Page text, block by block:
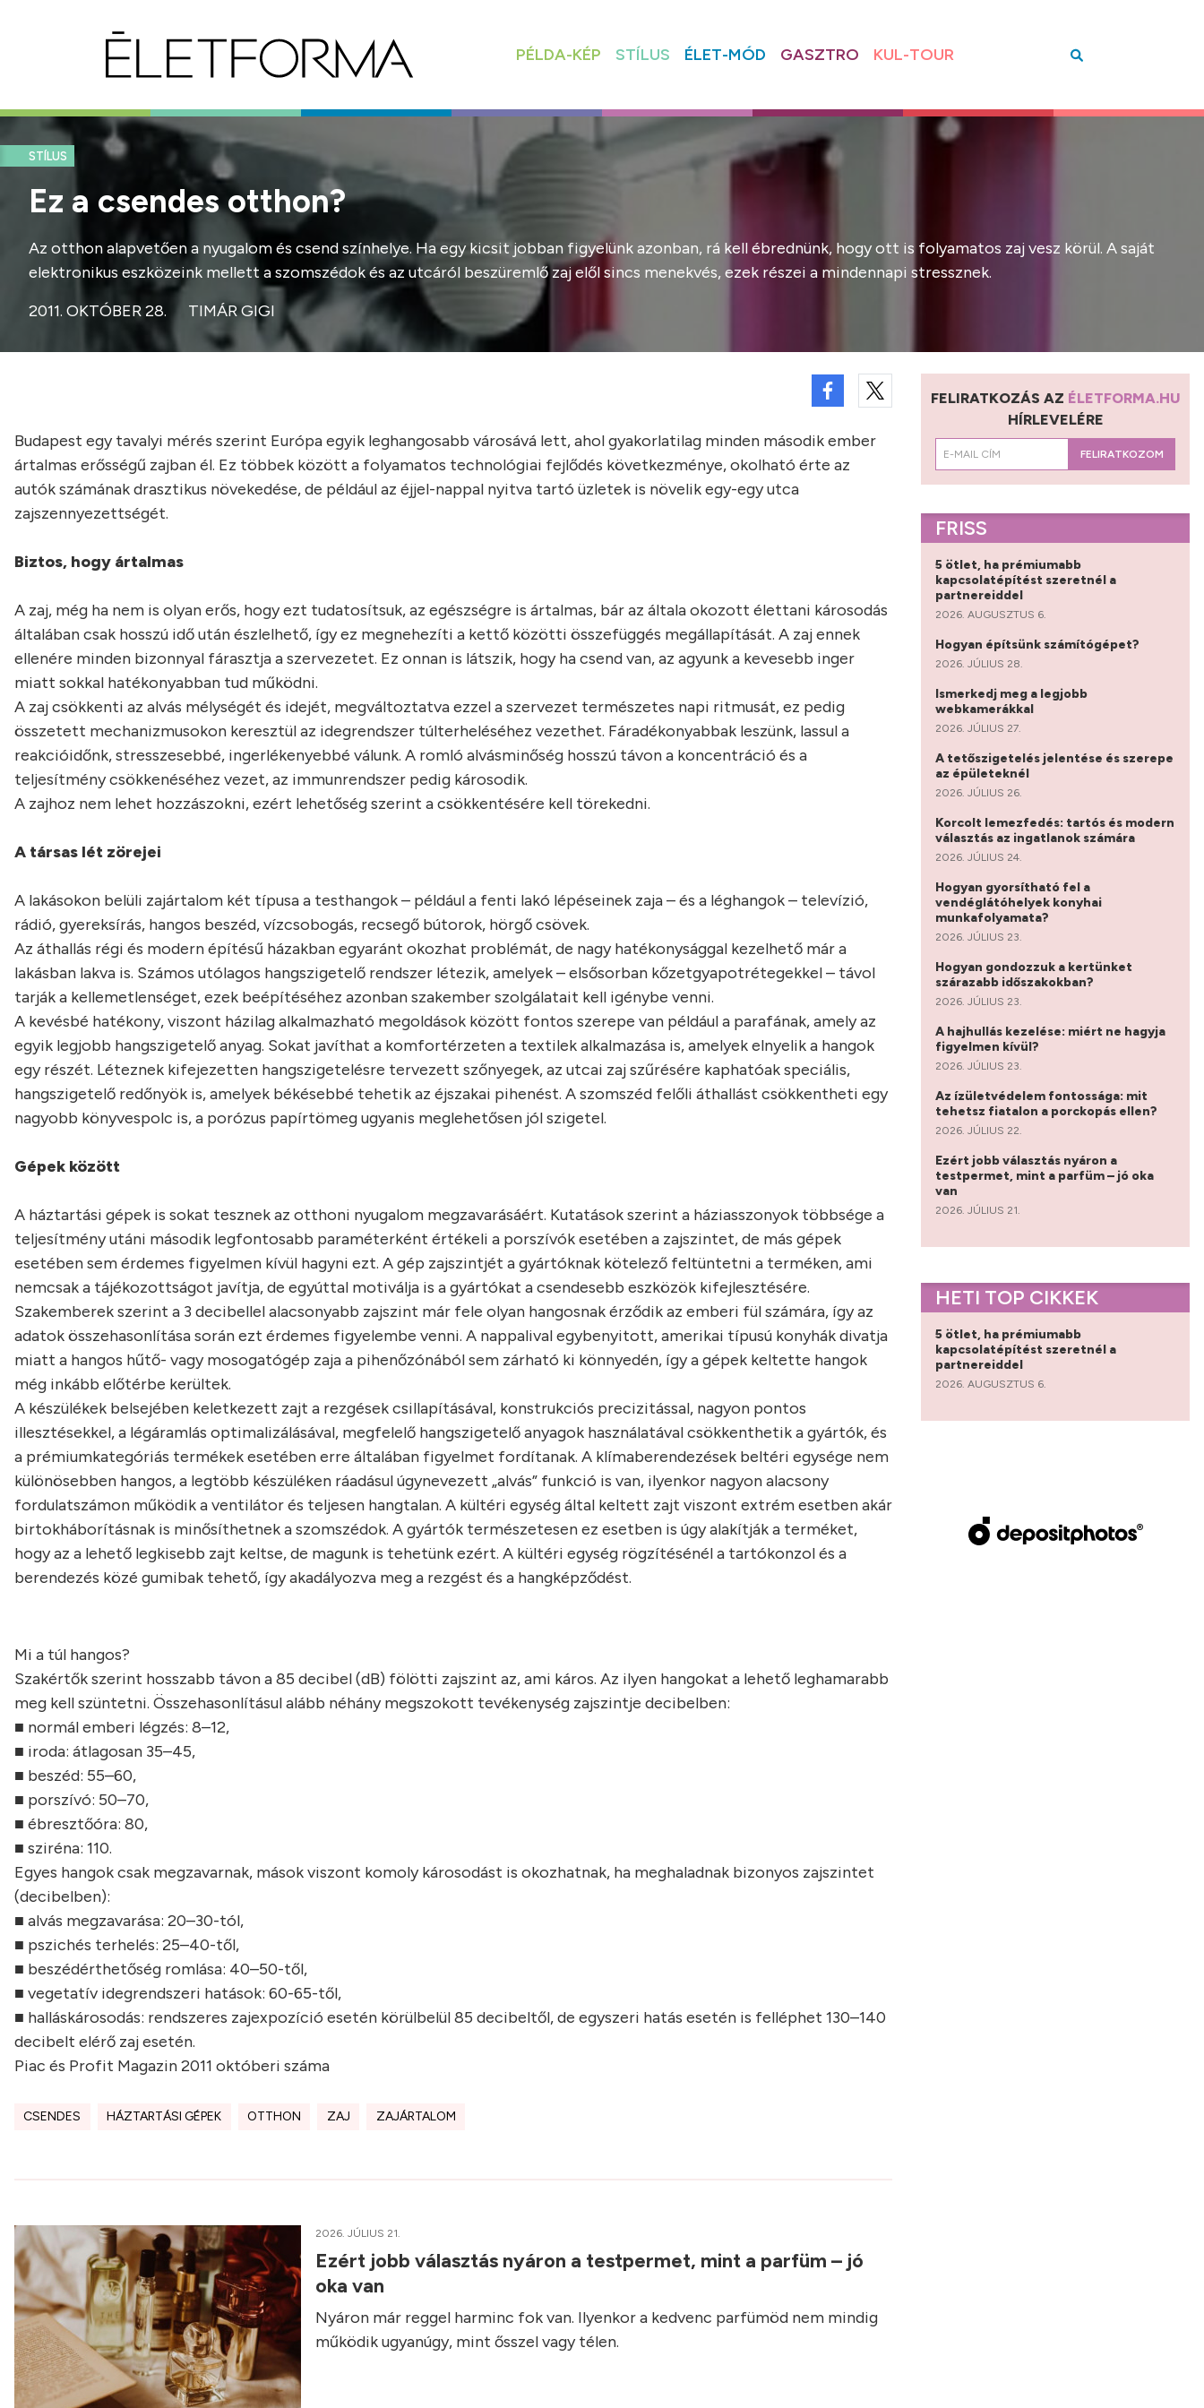
PÉLDA-KÉP STÍLUS ÉLET-MÓD GASZTRO KUL-TOUR
STÍLUS
Ez a csendes otthon?
Az otthon alapvetően a nyugalom és csend színhelye. Ha egy kicsit jobban figyelünk azonban, rá kell ébrednünk, hogy ott is folyamatos zaj vesz körül. A saját
elektronikus eszközeink mellett a szomszédok és az utcáról beszüremlő zaj elől sincs menekvés, ezek részei a mindennapi stressznek.
2011. OKTÓBER 28.
TIMÁR GIGI
Budapest egy tavalyi mérés szerint Európa egyik leghangosabb városává lett, ahol gyakorlatilag minden második ember
ártalmas erősségű zajban él. Ez többek között a folyamatos technológiai fejlődés következménye, okolható érte az
autók számának drasztikus növekedése, de például az éjjel-nappal nyitva tartó üzletek is növelik egy-egy utca
zajszennyezettségét.
Biztos, hogy ártalmas
A zaj, még ha nem is olyan erős, hogy ezt tudatosítsuk, az egészségre is ártalmas, bár az általa okozott élettani károsodás
általában csak hosszú idő után észlelhető, így ez megnehezíti a kettő közötti összefüggés megállapítását. A zaj ennek
ellenére minden bizonnyal fárasztja a szervezetet. Ez onnan is látszik, hogy ha csend van, az agyunk a kevesebb inger
miatt sokkal hatékonyabban tud működni.
A zaj csökkenti az alvás mélységét és idejét, megváltoztatva ezzel a szervezet természetes napi ritmusát, ez pedig
összetett mechanizmusokon keresztül az idegrendszer túlterheléséhez vezethet. Fáradékonyabbak leszünk, lassul a
reakcióidőnk, stresszesebbé, ingerlékenyebbé válunk. A romló alvásminőség hosszú távon a koncentráció és a
teljesítmény csökkenéséhez vezet, az immunrendszer pedig károsodik.
A zajhoz nem lehet hozzászokni, ezért lehetőség szerint a csökkentésére kell törekedni.
A társas lét zörejei
A lakásokon belüli zajártalom két típusa a testhangok – például a fenti lakó lépéseinek zaja – és a léghangok – televízió,
rádió, gyereksírás, hangos beszéd, vízcsobogás, recsegő bútorok, hörgő csövek.
Az áthallás régi és modern építésű házakban egyaránt okozhat problémát, de nagy hatékonysággal kezelhető már a
lakásban lakva is. Számos utólagos hangszigetelő rendszer létezik, amelyek – elsősorban kőzetgyapotrétegekkel – távol
tarják a kellemetlenséget, ezek beépítéséhez azonban szakember szolgálatait kell igénybe venni.
A kevésbé hatékony, viszont házilag alkalmazható megoldások között fontos szerepe van például a parafának, amely az
egyik legjobb hangszigetelő anyag. Sokat javíthat a komfortérzeten a textilek alkalmazása is, amelyek elnyelik a hangok
egy részét. Léteznek kifejezetten hangszigetelésre tervezett szőnyegek, az utcai zaj szűrésére kaphatóak speciális,
hangszigetelő redőnyök is, amelyek békésebbé tehetik az éjszakai pihenést. A szomszéd felőli áthallást csökkentheti egy
nagyobb könyvespolc is, a porózus papírtömeg ugyanis meglehetősen jól szigetel.
Gépek között
A háztartási gépek is sokat tesznek az otthoni nyugalom megzavarásáért. Kutatások szerint a háziasszonyok többsége a
teljesítmény utáni második legfontosabb paraméterként értékeli a porszívók esetében a zajszintet, de más gépek
esetében sem érdemes figyelmen kívül hagyni ezt. A gép zajszintjét a gyártóknak kötelező feltüntetni a terméken, ami
nemcsak a tájékozottságot javítja, de egyúttal motiválja is a gyártókat a csendesebb eszközök kifejlesztésére.
Szakemberek szerint a 3 decibellel alacsonyabb zajszint már fele olyan hangosnak érződik az emberi fül számára, így az
adatok összehasonlítása során ezt érdemes figyelembe venni. A nappalival egybenyitott, amerikai típusú konyhák divatja
miatt a hangos hűtő- vagy mosogatógép zaja a pihenőzónából sem zárható ki könnyedén, így a gépek keltette hangok
még inkább előtérbe kerültek.
A készülékek belsejében keletkezett zajt a rezgések csillapításával, konstrukciós precizitással, nagyon pontos
illesztésekkel, a légáramlás optimalizálásával, megfelelő hangszigetelő anyagok használatával csökkenthetik a gyártók, és
a prémiumkategóriás termékek esetében erre általában figyelmet fordítanak. A klímaberendezések beltéri egysége nem
különösebben hangos, a legtöbb készüléken ráadásul úgynevezett „alvás” funkció is van, ilyenkor nagyon alacsony
fordulatszámon működik a ventilátor és teljesen hangtalan. A kültéri egység által keltett zajt viszont extrém esetben akár
birtokháborításnak is minősíthetnek a szomszédok. A gyártók természetesen ez esetben is úgy alakítják a terméket,
hogy az a lehető legkisebb zajt keltse, de magunk is tehetünk ezért. A kültéri egység rögzítésénél a tartókonzol és a
berendezés közé gumibak tehető, így akadályozva meg a rezgést és a hangképződést.
Mi a túl hangos?
Szakértők szerint hosszabb távon a 85 decibel (dB) fölötti zajszint az, ami káros. Az ilyen hangokat a lehető leghamarabb
meg kell szüntetni. Összehasonlításul alább néhány megszokott tevékenység zajszintje decibelben:
■ normál emberi légzés: 8–12,
■ iroda: átlagosan 35–45,
■ beszéd: 55–60,
■ porszívó: 50–70,
■ ébresztőóra: 80,
■ sziréna: 110.
Egyes hangok csak megzavarnak, mások viszont komoly károsodást is okozhatnak, ha meghaladnak bizonyos zajszintet
(decibelben):
■ alvás megzavarása: 20–30-tól,
■ pszichés terhelés: 25–40-től,
■ beszédérthetőség romlása: 40–50-től,
■ vegetatív idegrendszeri hatások: 60-65-től,
■ halláskárosodás: rendszeres zajexpozíció esetén körülbelül 85 decibeltől, de egyszeri hatás esetén is felléphet 130–140
decibelt elérő zaj esetén.
Piac és Profit Magazin 2011 októberi száma
CSENDES HÁZTARTÁSI GÉPEK OTTHON ZAJ ZAJÁRTALOM
2026. JÚLIUS 21.
Ezért jobb választás nyáron a testpermet, mint a parfüm – jó
oka van
Nyáron már reggel harminc fok van. Ilyenkor a kedvenc parfümöd nem mindig
működik ugyanúgy, mint ősszel vagy télen.
FELIRATKOZÁS AZ ÉLETFORMA.HU
HÍRLEVELÉRE
FELIRATKOZOM
FRISS
5 ötlet, ha prémiumabb
kapcsolatépítést szeretnél a
partnereiddel
2026. AUGUSZTUS 6.
Hogyan építsünk számítógépet?
2026. JÚLIUS 28.
Ismerkedj meg a legjobb
webkamerákkal
2026. JÚLIUS 27.
A tetőszigetelés jelentése és szerepe
az épületeknél
2026. JÚLIUS 26.
Korcolt lemezfedés: tartós és modern
választás az ingatlanok számára
2026. JÚLIUS 24.
Hogyan gyorsítható fel a
vendéglátóhelyek konyhai
munkafolyamata?
2026. JÚLIUS 23.
Hogyan gondozzuk a kertünket
szárazabb időszakokban?
2026. JÚLIUS 23.
A hajhullás kezelése: miért ne hagyja
figyelmen kívül?
2026. JÚLIUS 23.
Az ízületvédelem fontossága: mit
tehetsz fiatalon a porckopás ellen?
2026. JÚLIUS 22.
Ezért jobb választás nyáron a
testpermet, mint a parfüm – jó oka
van
2026. JÚLIUS 21.
HETI TOP CIKKEK
5 ötlet, ha prémiumabb
kapcsolatépítést szeretnél a
partnereiddel
2026. AUGUSZTUS 6.